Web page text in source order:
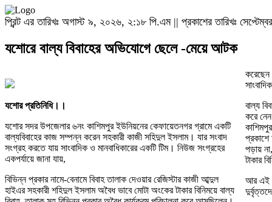
প্রিন্ট এর তারিখঃ অগাস্ট ৯, ২০২৬, ২:১৮ পি.এম || প্রকাশের তারিখঃ
যশোরে বাল্য বিবাহের অভিযোগে ছেলে -মেয়ে আটক
যশোর প্রতিনিধি।।
যশোর সদর উপজেলার ৬নং কাশিমপুর ইউনিয়নের কেফায়েতনগর গ্রামে একটি
বাল্যবিবাহের কাজ সম্পন্ন করেন সহকারী কাজী সহিদুল ইসলাম। যার সংবাদ
সংগ্রহ করতে যায় সাংবাদিক ও মানবাধিকারের একটি টিম। নিউজ সংগ্রহের
একপর্যায়ে জানা যায়,
বিভিন্ন প্রকার নামে-বেনামে বিবাহ তালাক দেওয়ার রেজিস্টার কাজী আব্দুল
হাইএর সহকারী শহিদুল ইসলাম অবৈধ ভাবে মোটা অংকের টাকার বিনিময়ে বাল্য
বাল্য
করে
পড়ায়
টাকার
আর এই